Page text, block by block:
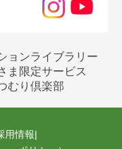
ョンライブラリー
ま限定サービス
むり倶楽部
用情報|